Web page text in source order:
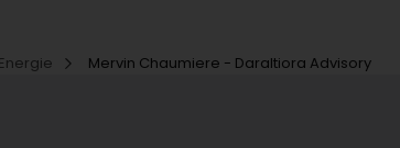
Mervin Chaumiere - Daraltiora Advisory